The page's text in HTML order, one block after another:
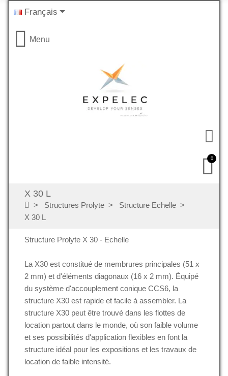
Français
Menu
0
X 30 L
Structures Prolyte
Structure Echelle
X 30 L
Structure Prolyte X 30 - Echelle
La X30 est constitué de membrures principales (51 x
2 mm) et d'éléments diagonaux (16 x 2 mm). Équipé
du système d'accouplement conique CCS6, la
structure X30 est rapide et facile à assembler. La
structure X30 peut être trouvé dans les flottes de
location partout dans le monde, où son faible volume
et ses possibilités d'application flexibles en font la
structure idéal pour les expositions et les travaux de
location de faible intensité.